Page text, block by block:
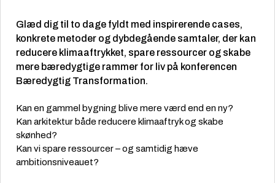
Glæd dig til to dage fyldt med inspirerende cases,
konkrete metoder og dybdegående samtaler, der kan
reducere klimaaftrykket, spare ressourcer og skabe
mere bæredygtige rammer for liv på konferencen
Bæredygtig Transformation.
Kan en gammel bygning blive mere værd end en ny?
Kan arkitektur både reducere klimaaftryk og skabe
skønhed?
Kan vi spare ressourcer – og samtidig hæve
ambitionsniveauet?